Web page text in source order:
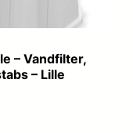
– Vandfilter,
– Lille